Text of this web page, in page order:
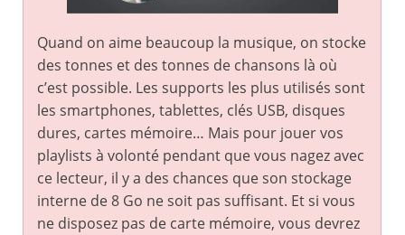
Quand on aime beaucoup la musique, on stocke
des tonnes et des tonnes de chansons là où
c’est possible. Les supports les plus utilisés sont
les smartphones, tablettes, clés USB, disques
dures, cartes mémoire… Mais pour jouer vos
playlists à volonté pendant que vous nagez avec
ce lecteur, il y a des chances que son stockage
interne de 8 Go ne soit pas suffisant. Et si vous
ne disposez pas de carte mémoire, vous devrez